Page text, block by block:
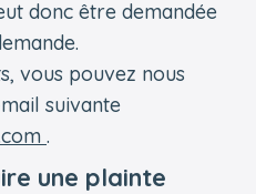
donc être demandée
vous pouvez nous
suivante
.
une plainte